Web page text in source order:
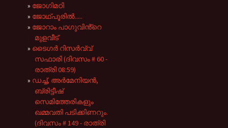
ജോഗിമഠി
ജോഥ്പൂരിൽ.....
ജോറാം പാഗുവിൻ്റെ
മുളവീട്
ടൈഗർ റിസർവ്വ്
സഫാരി (ദിവസം # 60 -
രാത്രി 08:59)
ഡച്ച്, അർമേനിയൻ,
ബ്രിട്ടീഷ്
സെമിത്തേരികളും
ഖമ്മവതി പടിക്കിണറും.
(ദിവസം # 149 - രാത്രി